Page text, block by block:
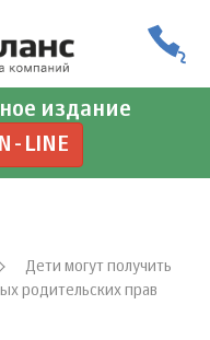
издание
LINE
Дети могут получить
родительских прав